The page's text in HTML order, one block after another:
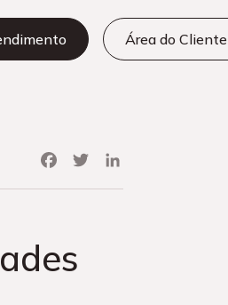
Área do Cliente
FacebookTwitterLinkedIn